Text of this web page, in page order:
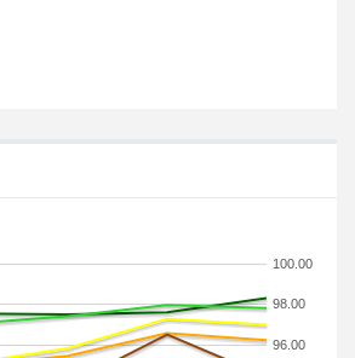
96.00
98.00
100.00